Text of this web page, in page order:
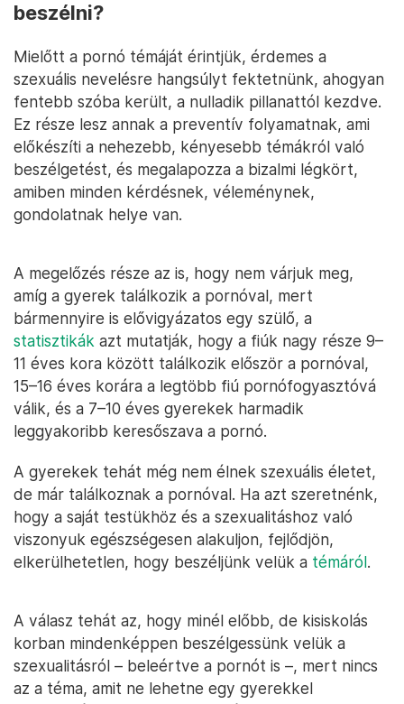
beszélni?
Mielőtt a pornó témáját érintjük, érdemes a
szexuális nevelésre hangsúlyt fektetnünk, ahogyan
fentebb szóba került, a nulladik pillanattól kezdve.
Ez része lesz annak a preventív folyamatnak, ami
előkészíti a nehezebb, kényesebb témákról való
beszélgetést, és megalapozza a bizalmi légkört,
amiben minden kérdésnek, véleménynek,
gondolatnak helye van.
A megelőzés része az is, hogy nem várjuk meg,
amíg a gyerek találkozik a pornóval, mert
bármennyire is elővigyázatos egy szülő, a
statisztikák azt mutatják, hogy a fiúk nagy része 9–
11 éves kora között találkozik először a pornóval,
15–16 éves korára a legtöbb fiú pornófogyasztóvá
válik, és a 7–10 éves gyerekek harmadik
leggyakoribb keresőszava a pornó.
A gyerekek tehát még nem élnek szexuális életet,
de már találkoznak a pornóval. Ha azt szeretnénk,
hogy a saját testükhöz és a szexualitáshoz való
viszonyuk egészségesen alakuljon, fejlődjön,
elkerülhetetlen, hogy beszéljünk velük a témáról.
A válasz tehát az, hogy minél előbb, de kisiskolás
korban mindenképpen beszélgessünk velük a
szexualitásról – beleértve a pornót is –, mert nincs
az a téma, amit ne lehetne egy gyerekkel